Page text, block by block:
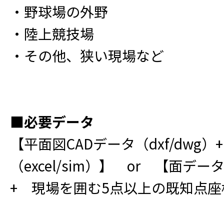
・野球場の外野
・陸上競技場
・その他、狭い現場など
■必要データ
【平面図CADデータ（dxf/dwg
（excel/sim）】 or 【面デー
+ 現場を囲む5点以上の既知点